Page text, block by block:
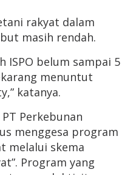
rakyat dalam
masih rendah.
ISPO belum sampai 5
menuntut
katanya.
Perkebunan
menggesa program
melalui skema
Program yang